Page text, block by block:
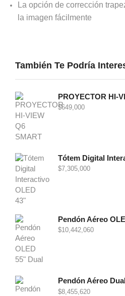
La opción de corrección
la imagen fácilmente
También Te Podría
PROYECTOR HI-
$649,000
Tótem Digital
$7,305,000
$10,442,060
Pendón Aéreo
$8,455,620